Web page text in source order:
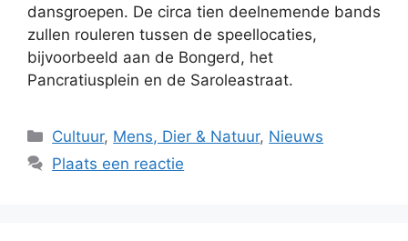
dansgroepen. De circa tien deelnemende bands
zullen rouleren tussen de speellocaties,
bijvoorbeeld aan de Bongerd, het
Pancratiusplein en de Saroleastraat.
Categorieën
Cultuur, Mens, Dier & Natuur, Nieuws
Plaats een reactie